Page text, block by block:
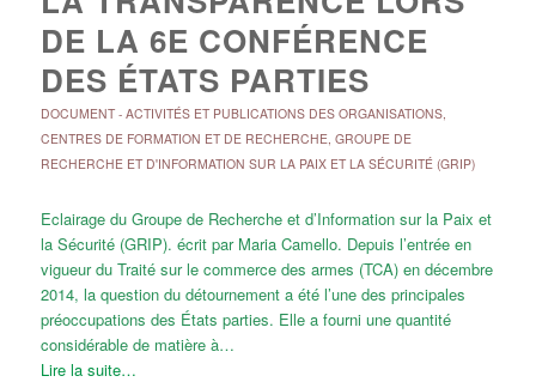
DE LA 6E CONFÉRENCE
DES ÉTATS PARTIES
DOCUMENT- ACTIVITÉS ET PUBLICATIONS DES ORGANISATIONS,
CENTRES DE FORMATION ET DE RECHERCHE, GROUPE DE
RECHERCHE ET D'INFORMATION SUR LA PAIX ET LA SÉCURITÉ (GRIP)
Eclairage du Groupe de Recherche et d’Information sur la Paix et
la Sécurité (GRIP). écrit par Maria Camello. Depuis l’entrée en
vigueur du Traité sur le commerce des armes (TCA) en décembre
2014, la question du détournement a été l’une des principales
préoccupations des États parties. Elle a fourni une quantité
considérable de matière à…
Lire la suite…